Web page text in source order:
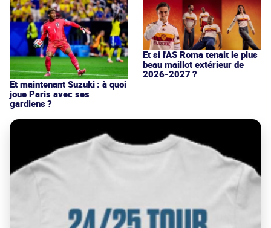
Et maintenant Suzuki : à quoi
joue Paris avec ses
gardiens ?
Et si l'AS Roma tenait le plus
beau maillot extérieur de
2026-2027 ?